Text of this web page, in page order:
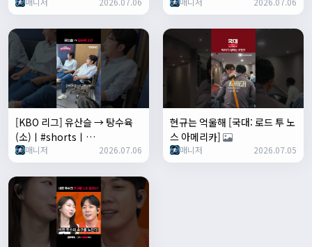
그 I TVING
TVINGSPORTS
[KBO 리그] 유산슬 → 탕수육
(소)ㅣ#shortsㅣ
TVINGSPORTS
매니저 2026.07.06
현규는 억울해 [국대: 로드 투 노
스 아메리카]
매니저 2026.07.05